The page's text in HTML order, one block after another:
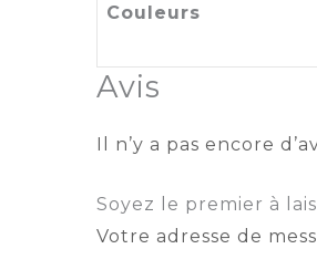
Couleurs
Avis
Il n’y a pas encore
Soyez le premier à
Votre adresse de